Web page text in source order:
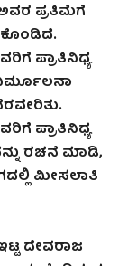
ಪ್ರತಿಮೆಗೆ
ಪ್ರಾತಿನಿಧ್ಯ
ಪ್ರಾತಿನಿಧ್ಯ
ರಚನೆ ಮಾಡಿ,
ಮೀಸಲಾತಿ
ದೇವರಾಜ